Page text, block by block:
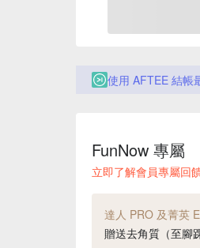
使用 AFTEE 結帳
FunNow 專屬
立即了解會員專屬回
達人 PRO 及菁英
贈送去角質（至腳